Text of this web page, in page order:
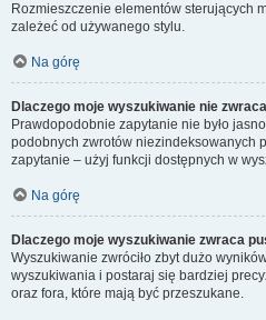
Rozmieszczenie elementów sterujących
zależeć od używanego stylu.
Na górę
Dlaczego moje wyszukiwanie nie
Prawdopodobnie zapytanie nie było
podobnych zwrotów niezindeksowanych
zapytanie – użyj funkcji dostępnych w
Na górę
Dlaczego moje wyszukiwanie zwraca
Wyszukiwanie zwróciło zbyt dużo
wyszukiwania i postaraj się bardziej
oraz fora, które mają być przeszukane.